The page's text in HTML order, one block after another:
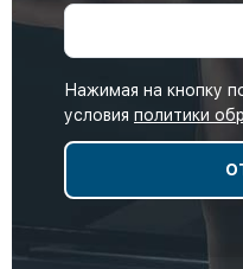
Нажимая на кнопку
условия политики